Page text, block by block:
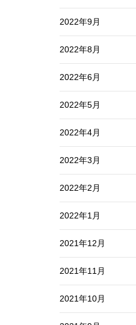
2022年9月
2022年8月
2022年6月
2022年5月
2022年4月
2022年3月
2022年2月
2022年1月
2021年12月
2021年11月
2021年10月